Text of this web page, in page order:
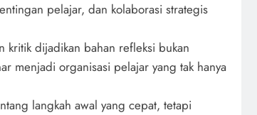
pelajar, dan kolaborasi strategis
kritik dijadikan bahan refleksi bukan
menjadi organisasi pelajar yang tak hanya
langkah awal yang cepat, tetapi